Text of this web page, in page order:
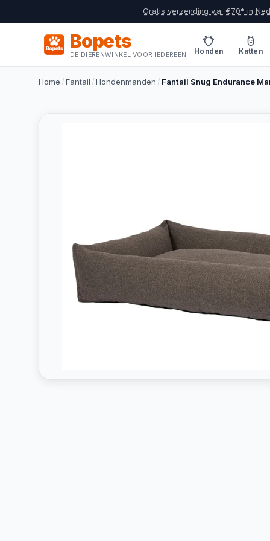
Gratis verzending v.a. €70* in
Bopets
DE DIERENWINKEL VOOR IEDEREEN Honden Katten
Home /Fantail /Hondenmanden / Fantail Snug Endurance